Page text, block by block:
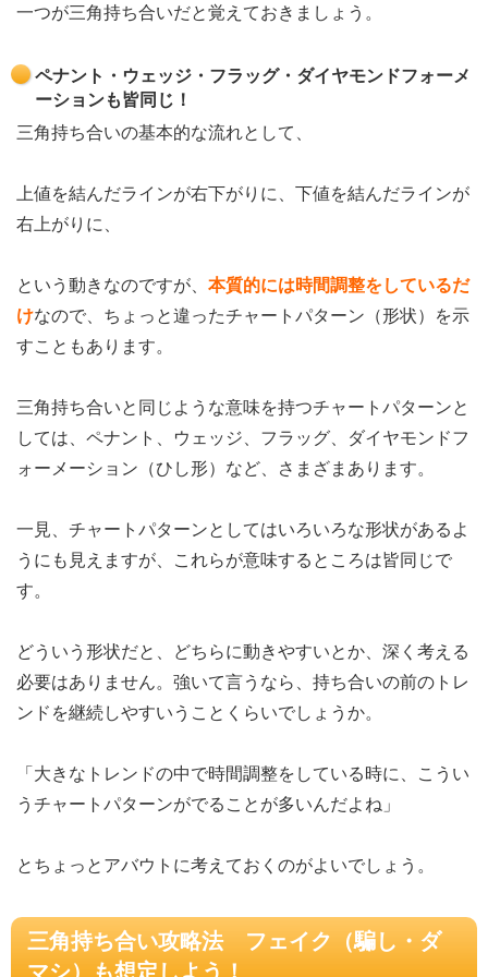
一つが三角持ち合いだと覚えておきましょう。
ペナント・ウェッジ・フラッグ・ダイヤモンドフォーメ
ーションも皆同じ！
三角持ち合いの基本的な流れとして、
上値を結んだラインが右下がりに、下値を結んだラインが
右上がりに、
という動きなのですが、 本質的には時間調整をしているだ
けなので、ちょっと違ったチャートパターン（形状）を示
すこともあります。
三角持ち合いと同じような意味を持つチャートパターンと
しては、ペナント、ウェッジ、フラッグ、ダイヤモンドフ
ォーメーション（ひし形）など、さまざまあります。
一見、チャートパターンとしてはいろいろな形状があるよ
うにも見えますが、これらが意味するところは皆同じで
す。
どういう形状だと、どちらに動きやすいとか、深く考える
必要はありません。強いて言うなら、持ち合いの前のトレ
ンドを継続しやすいうことくらいでしょうか。
「大きなトレンドの中で時間調整をしている時に、こうい
うチャートパターンがでることが多いんだよね」
とちょっとアバウトに考えておくのがよいでしょう。
三角持ち合い攻略法 フェイク（騙し・ダ